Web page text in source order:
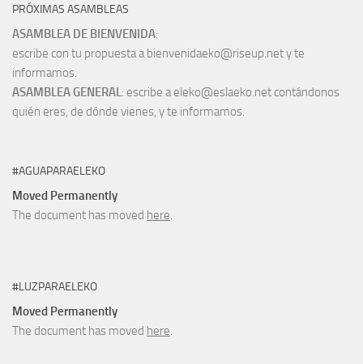
PRÓXIMAS ASAMBLEAS
ASAMBLEA DE BIENVENIDA:
escribe con tu propuesta a bienvenidaeko@riseup.net y te
informamos.
ASAMBLEA GENERAL: escribe a eleko@eslaeko.net contándonos
quién eres, de dónde vienes, y te informamos.
#AGUAPARAELEKO
Moved Permanently
The document has moved here.
#LUZPARAELEKO
Moved Permanently
The document has moved here.